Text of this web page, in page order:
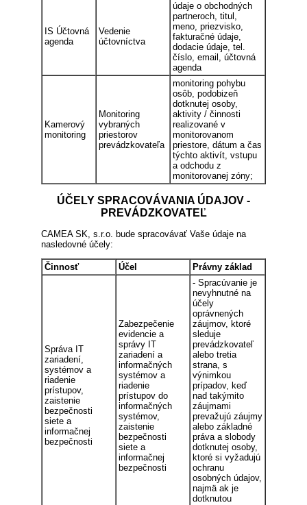
IS Účtovná
agenda
Vedenie
účtovníctva
údaje o obchodných
partneroch, titul,
meno, priezvisko,
fakturačné údaje,
dodacie údaje, tel.
číslo, email, účtovná
agenda
Kamerový
monitoring
Monitoring
vybraných
priestorov
prevádzkovateľa
monitoring pohybu
osôb, podobizeň
dotknutej osoby,
aktivity / činnosti
realizované v
monitorovanom
priestore, dátum a čas
týchto aktivít, vstupu
a odchodu z
monitorovanej zóny;
ÚČELY SPRACOVÁVANIA ÚDAJOV -
PREVÁDZKOVATEĽ
CAMEA SK, s.r.o. bude spracovávať Vaše údaje na
nasledovné účely:
Činnosť Účel Právny základ
Správa IT
zariadení,
systémov a
riadenie
prístupov,
zaistenie
bezpečnosti
siete a
informačnej
bezpečnosti
Zabezpečenie
evidencie a
správy IT
zariadení a
informačných
systémov a
riadenie
prístupov do
informačných
systémov,
zaistenie
bezpečnosti
siete a
informačnej
bezpečnosti
- Spracúvanie je
nevyhnutné na
účely
oprávnených
záujmov, ktoré
sleduje
prevádzkovateľ
alebo tretia
strana, s
výnimkou
prípadov, keď
nad takýmito
záujmami
prevažujú záujmy
alebo základné
práva a slobody
dotknutej osoby,
ktoré si vyžadujú
ochranu
osobných údajov,
najmä ak je
dotknutou